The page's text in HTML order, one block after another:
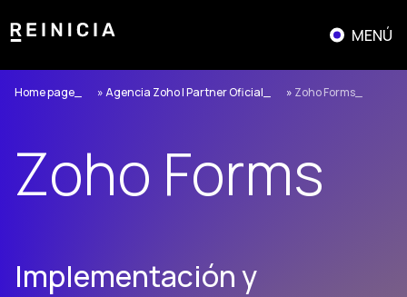
al
MENÚ
Home page »Agencia Zoho | Partner Oficial » Zoho Forms
Zoho Forms
Implementación y